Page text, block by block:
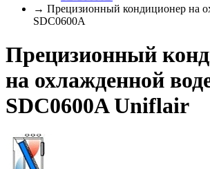
→ Прецизионный кондиционер на
SDC0600A
Прецизионный
на охлажденной
SDC0600A Uniflair